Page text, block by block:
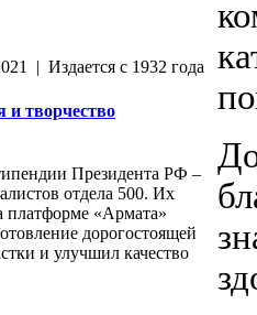
| Издается с 1932 года
и творчество
Президента РФ –
отдела 500. Их
платформе «Армата»
дорогостоящей
и улучшил качество